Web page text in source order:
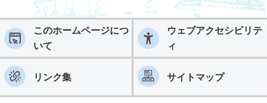
このホームページにつ
いて
ウェブアクセシビリテ
ィ
リンク集 サイトマップ